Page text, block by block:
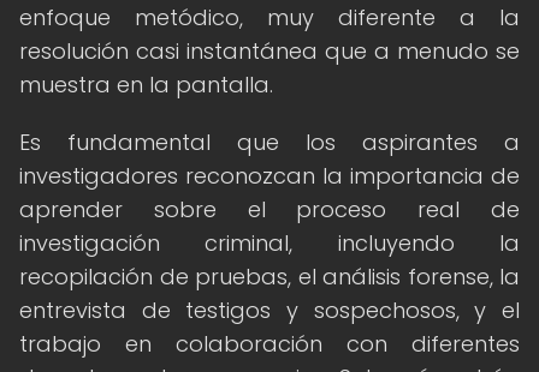
enfoque metódico, muy diferente a la
resolución casi instantánea que a menudo se
muestra en la pantalla.
Es fundamental que los aspirantes a
investigadores reconozcan la importancia de
aprender sobre el proceso real de
investigación criminal, incluyendo la
recopilación de pruebas, el análisis forense, la
entrevista de testigos y sospechosos, y el
trabajo en colaboración con diferentes